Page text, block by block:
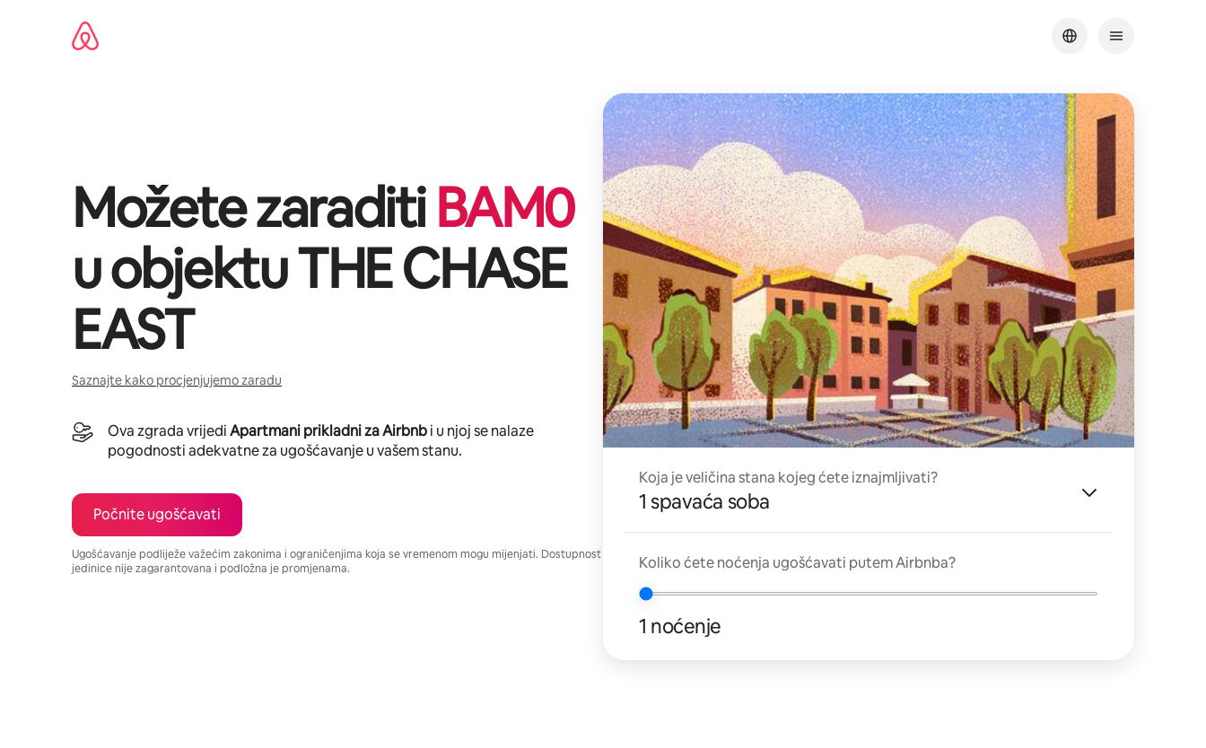
Možete zaraditiBAM0
u objektuTHE CHASE
EAST
Saznajte kako procjenjujemo zaradu
Ova zgrada vrijediApartmani prikladni za Airbnbi u njoj se nalaze
pogodnosti adekvatne za ugošćavanje u vašem stanu.
Počnite ugošćavati
Ugošćavanje podliježe važećim zakonima i ograničenjima koja se vremenom mogu mijenjati. Dostupnost
jedinice nije zagarantovana i podložna je promjenama.
Koja je veličina stana kojeg ćete iznajmljivati?
1 spavaća soba
Koliko ćete noćenja ugošćavati putem Airbnba?
1 noćenje